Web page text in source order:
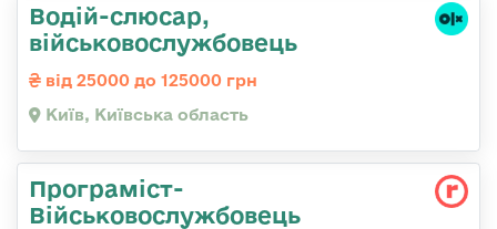
Водій-слюсаp,
військовослужбовець
від 25000 до 125000 грн
Київ, Київська область
Програміст-
Військовослужбовець